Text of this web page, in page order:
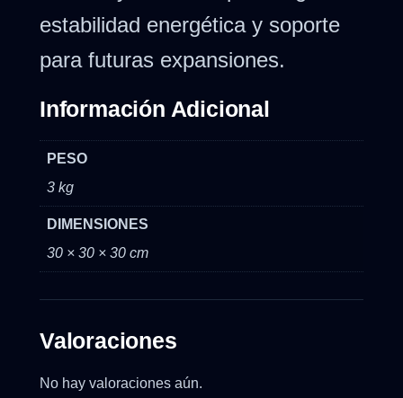
estabilidad energética y soporte
para futuras expansiones.
Información Adicional
PESO
3 kg
DIMENSIONES
30 × 30 × 30 cm
Valoraciones
No hay valoraciones aún.